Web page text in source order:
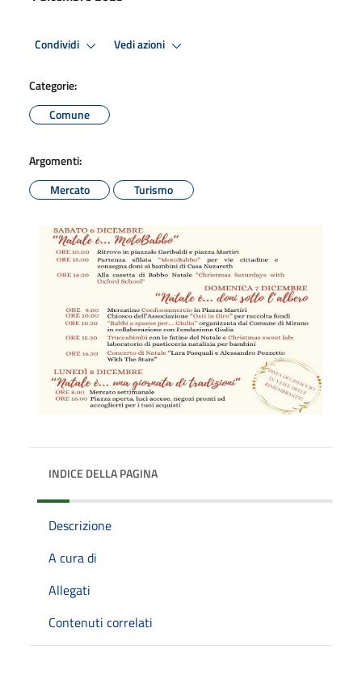
Condividi Vedi azioni
Categorie:
Comune
Argomenti:
Mercato
Turismo
INDICE DELLA PAGINA
Descrizione
A cura di
Allegati
Contenuti correlati